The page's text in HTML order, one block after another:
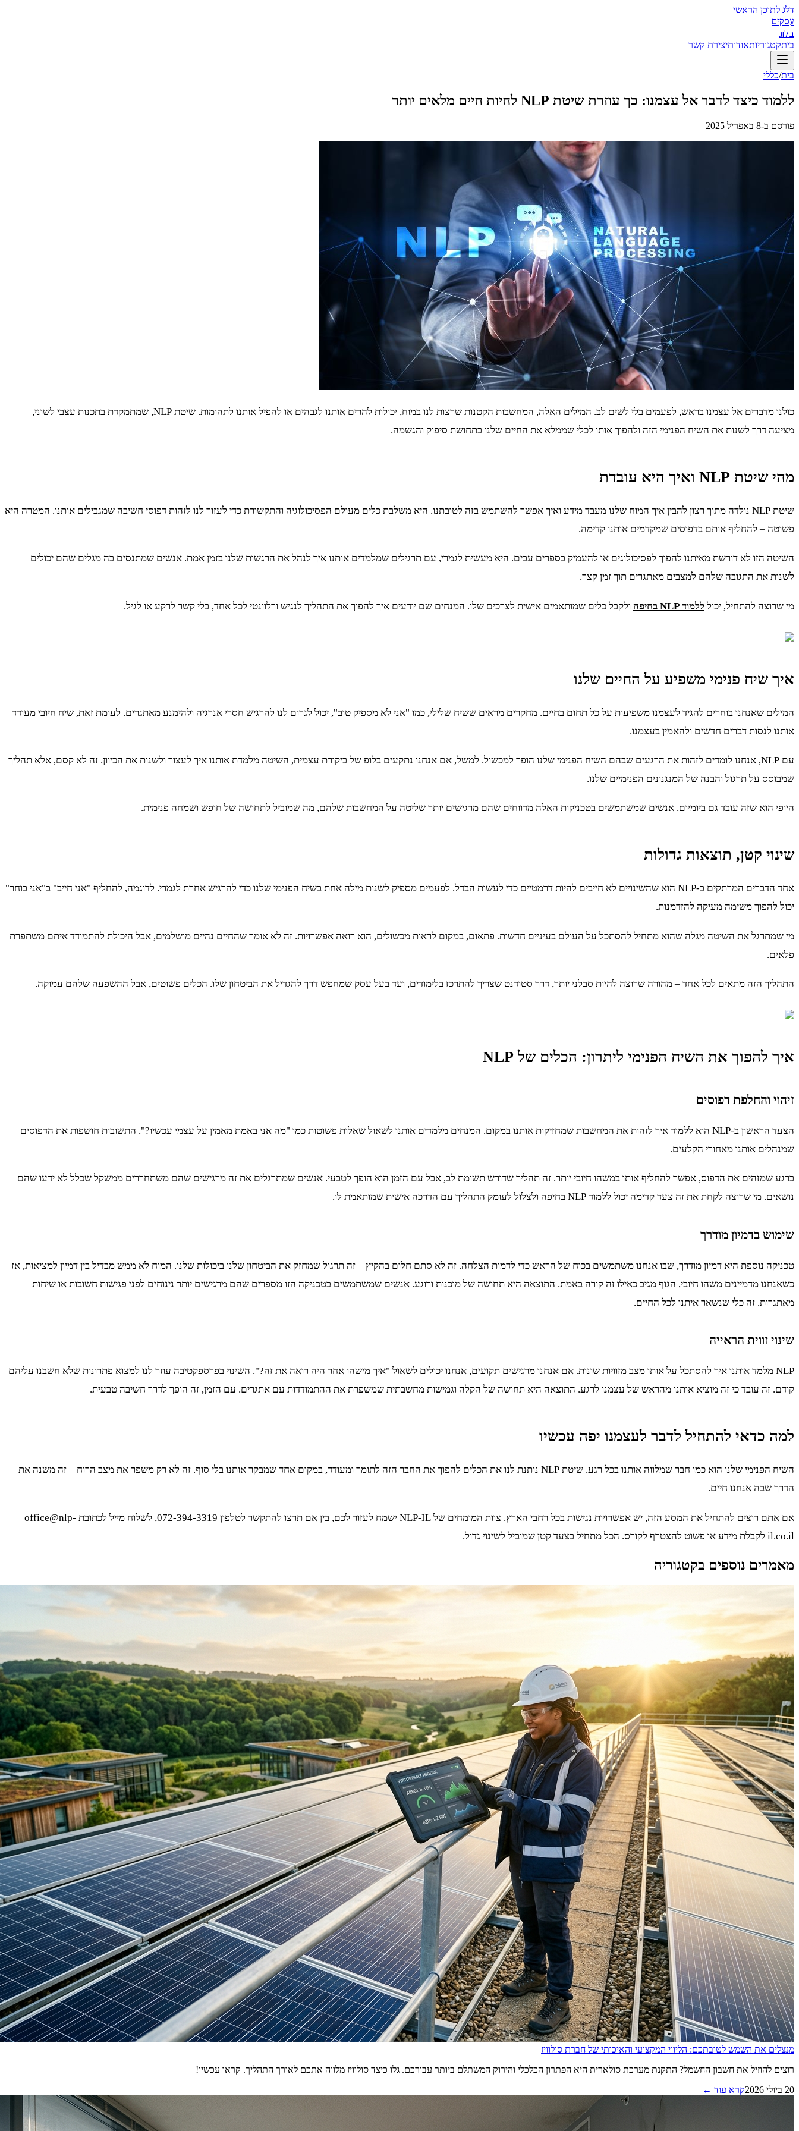
דלג לתוכן הראשי
עסקים
בלוג
ביתקטגוריותאודותיצירת קשר
בית/כללי
ללמוד כיצד לדבר אל עצמנו: כך עוזרת שיטת NLP לחיות חיים מלאים יותר
פורסם ב-8 באפריל 2025
כולנו מדברים אל עצמנו בראש, לפעמים בלי לשים לב. המילים האלה, המחשבות הקטנות שרצות לנו במוח, יכולות להרים אותנו לגבהים או להפיל אותנו לתהומות. שיטת NLP, שמתמקדת בתכנות עצבי לשוני,
מציעה דרך לשנות את השיח הפנימי הזה ולהפוך אותו לכלי שממלא את החיים שלנו בתחושת סיפוק והגשמה.
מהי שיטת NLP ואיך היא עובדת
שיטת NLP נולדה מתוך רצון להבין איך המוח שלנו מעבד מידע ואיך אפשר להשתמש בזה לטובתנו. היא משלבת כלים מעולם הפסיכולוגיה והתקשורת כדי לעזור לנו לזהות דפוסי חשיבה שמגבילים אותנו. המטרה היא
פשוטה – להחליף אותם בדפוסים שמקדמים אותנו קדימה.
השיטה הזו לא דורשת מאיתנו להפוך לפסיכולוגים או להעמיק בספרים עבים. היא מעשית לגמרי, עם תרגילים שמלמדים אותנו איך לנהל את הרגשות שלנו בזמן אמת. אנשים שמתנסים בה מגלים שהם יכולים
לשנות את התגובה שלהם למצבים מאתגרים תוך זמן קצר.
מי שרוצה להתחיל, יכול ללמוד NLP בחיפה ולקבל כלים שמותאמים אישית לצרכים שלו. המנחים שם יודעים איך להפוך את התהליך לנגיש ורלוונטי לכל אחד, בלי קשר לרקע או לגיל.
איך שיח פנימי משפיע על החיים שלנו
המילים שאנחנו בוחרים להגיד לעצמנו משפיעות על כל תחום בחיים. מחקרים מראים ששיח שלילי, כמו "אני לא מספיק טוב", יכול לגרום לנו להרגיש חסרי אנרגיה ולהימנע מאתגרים. לעומת זאת, שיח חיובי מעודד
אותנו לנסות דברים חדשים ולהאמין בעצמנו.
עם NLP, אנחנו לומדים לזהות את הרגעים שבהם השיח הפנימי שלנו הופך למכשול. למשל, אם אנחנו נתקעים בלופ של ביקורת עצמית, השיטה מלמדת אותנו איך לעצור ולשנות את הכיוון. זה לא קסם, אלא תהליך
שמבוסס על תרגול והבנה של המנגנונים הפנימיים שלנו.
היופי הוא שזה עובד גם ביומיום. אנשים שמשתמשים בטכניקות האלה מדווחים שהם מרגישים יותר שליטה על המחשבות שלהם, מה שמוביל לתחושה של חופש ושמחה פנימית.
שינוי קטן, תוצאות גדולות
אחד הדברים המרתקים ב-NLP הוא שהשינויים לא חייבים להיות דרמטיים כדי לעשות הבדל. לפעמים מספיק לשנות מילה אחת בשיח הפנימי שלנו כדי להרגיש אחרת לגמרי. לדוגמה, להחליף "אני חייב" ב"אני בוחר"
יכול להפוך משימה מעיקה להזדמנות.
מי שמתרגל את השיטה מגלה שהוא מתחיל להסתכל על העולם בעיניים חדשות. פתאום, במקום לראות מכשולים, הוא רואה אפשרויות. זה לא אומר שהחיים נהיים מושלמים, אבל היכולת להתמודד איתם משתפרת
פלאים.
התהליך הזה מתאים לכל אחד – מהורה שרוצה להיות סבלני יותר, דרך סטודנט שצריך להתרכז בלימודים, ועד בעל עסק שמחפש דרך להגדיל את הביטחון שלו. הכלים פשוטים, אבל ההשפעה שלהם עמוקה.
איך להפוך את השיח הפנימי ליתרון: הכלים של NLP
זיהוי והחלפת דפוסים
הצעד הראשון ב-NLP הוא ללמוד איך לזהות את המחשבות שמחזיקות אותנו במקום. המנחים מלמדים אותנו לשאול שאלות פשוטות כמו "מה אני באמת מאמין על עצמי עכשיו?". התשובות חושפות את הדפוסים
שמנהלים אותנו מאחורי הקלעים.
ברגע שמזהים את הדפוס, אפשר להחליף אותו במשהו חיובי יותר. זה תהליך שדורש תשומת לב, אבל עם הזמן הוא הופך לטבעי. אנשים שמתרגלים את זה מרגישים שהם משתחררים ממשקל שכלל לא ידעו שהם
נושאים. מי שרוצה לקחת את זה צעד קדימה יכול ללמוד NLP בחיפה ולצלול לעומק התהליך עם הדרכה אישית שמותאמת לו.
שימוש בדמיון מודרך
טכניקה נוספת היא דמיון מודרך, שבו אנחנו משתמשים בכוח של הראש כדי לדמות הצלחה. זה לא סתם חלום בהקיץ – זה תרגול שמחזק את הביטחון שלנו ביכולות שלנו. המוח לא ממש מבדיל בין דמיון למציאות, אז
כשאנחנו מדמיינים משהו חיובי, הגוף מגיב כאילו זה קורה באמת. התוצאה היא תחושה של מוכנות ורוגע. אנשים שמשתמשים בטכניקה הזו מספרים שהם מרגישים יותר נינוחים לפני פגישות חשובות או שיחות
מאתגרות. זה כלי שנשאר איתנו לכל החיים.
שינוי זווית הראייה
NLP מלמד אותנו איך להסתכל על אותו מצב מזוויות שונות. אם אנחנו מרגישים תקועים, אנחנו יכולים לשאול "איך מישהו אחר היה רואה את זה?". השינוי בפרספקטיבה עוזר לנו למצוא פתרונות שלא חשבנו עליהם
קודם. זה עובד כי זה מוציא אותנו מהראש של עצמנו לרגע. התוצאה היא תחושה של הקלה וגמישות מחשבתית שמשפרת את ההתמודדות עם אתגרים. עם הזמן, זה הופך לדרך חשיבה טבעית.
למה כדאי להתחיל לדבר לעצמנו יפה עכשיו
השיח הפנימי שלנו הוא כמו חבר שמלווה אותנו בכל רגע. שיטת NLP נותנת לנו את הכלים להפוך את החבר הזה לתומך ומעודד, במקום אחד שמבקר אותנו בלי סוף. זה לא רק משפר את מצב הרוח – זה משנה את
הדרך שבה אנחנו חיים.
אם אתם רוצים להתחיל את המסע הזה, יש אפשרויות נגישות בכל רחבי הארץ. צוות המומחים של NLP-IL ישמח לעזור לכם, בין אם תרצו להתקשר לטלפון 072-394-3319, לשלוח מייל לכתובת office@nlp-
il.co.il לקבלת מידע או פשוט להצטרף לקורס. הכל מתחיל בצעד קטן שמוביל לשינוי גדול.
מאמרים נוספים בקטגוריה
מנצלים את השמש לטובתכם: הליווי המקצועי והאיכותי של חברת סולוויז
רוצים להוזיל את חשבון החשמל? התקנת מערכת סולארית היא הפתרון הכלכלי והירוק המשתלם ביותר עבורכם. גלו כיצד סולוויז מלווה אתכם לאורך התהליך. קראו עכשיו!
20 ביולי 2026
קרא עוד ←